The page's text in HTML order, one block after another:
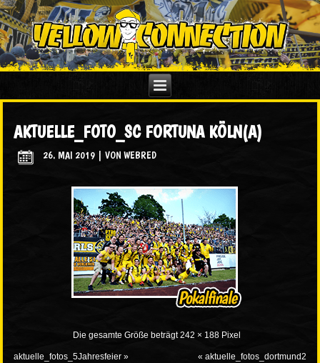
AKTUELLE_FOTO_SC FORTUNA KÖLN(A)
26. MAI 2019 |VON WEBRED
Die gesamte Größe beträgt242 × 188Pixel
aktuelle_fotos_5Jahresfeier » « aktuelle_fotos_dortmund2